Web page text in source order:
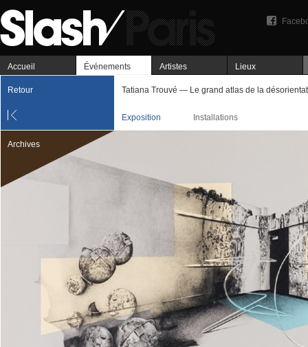
Accueil Événements Artistes Lieux
Retour Tatiana Trouvé — Le grand atlas de la
Exposition Installations
Archives